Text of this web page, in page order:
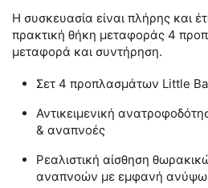
Η συσκευασία είναι πλήρης και
πρακτική θήκη μεταφοράς 4
μεταφορά και συντήρηση.
Σετ 4 προπλασμάτων Little
Αντικειμενική
& αναπνοές
Ρεαλιστική αίσθηση
αναπνοών με εμφανή